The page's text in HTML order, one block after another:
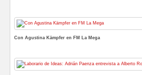
Con Agustina Kämpfer en FM La Mega